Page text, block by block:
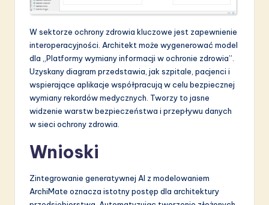
W sektorze ochrony zdrowia kluczowe jest zapewnienie
interoperacyjności. Architekt może wygenerować model
dla „Platformy wymiany informacji w ochronie zdrowia”.
Uzyskany diagram przedstawia, jak szpitale, pacjenci i
wspierające aplikacje współpracują w celu bezpiecznej
wymiany rekordów medycznych. Tworzy to jasne
widzenie warstw bezpieczeństwa i przepływu danych
w sieci ochrony zdrowia.
Wnioski
Zintegrowanie generatywnej AI z modelowaniem
ArchiMate oznacza istotny postęp dla architektury